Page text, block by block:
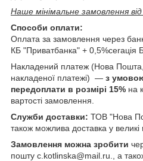
Наше мінімальне замовлення від
Способи оплати:
Оплата за замовлення через
КБ "Приватбанка" + 0,5%cerація
Накладений платеж (Нова
накладеної платежі) ― з
передоплати в розмірі 15% на
вартості замовлення.
Служби доставки: ТОВ "Нова
також можлива доставка у
Замовлення можна зробити
пошту c.kotlinska@mail.ru., а